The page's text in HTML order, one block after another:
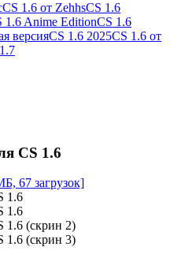
CS 1.6 от ZehhsCS 1.6
1.6 Anime EditionCS 1.6
версияCS 1.6 2025CS 1.6 от
CS 1.6
67 загрузок]